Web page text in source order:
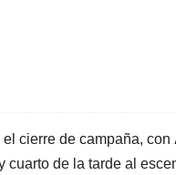
el cierre de campaña, con
cuarto de la tarde al